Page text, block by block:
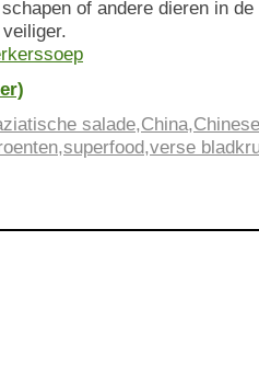
of andere dieren in
salade,China,
,superfood,verse